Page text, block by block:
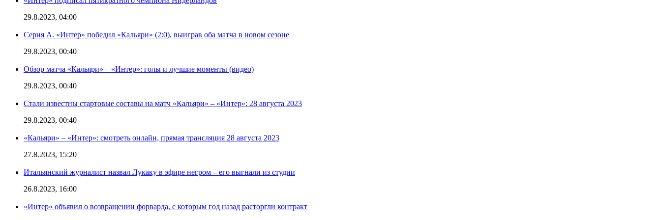
29.8.2023, 04:00
Серия А. «Интер» победил «Кальяри» (2:0), выиграв оба матча в новом сезоне
29.8.2023, 00:40
Обзор матча «Кальяри» – «Интер»: голы и лучшие моменты (видео)
29.8.2023, 00:40
Стали известны стартовые составы на матч «Кальяри» – «Интер»: 28 августа 2023
29.8.2023, 00:40
«Кальяри» – «Интер»: смотреть онлайн, прямая трансляция 28 августа 2023
27.8.2023, 15:20
Итальянский журналист назвал Лукаку в эфире негром – его выгнали из студии
26.8.2023, 16:00
«Интер» объявил о возвращении форварда, с которым год назад расторгли контракт